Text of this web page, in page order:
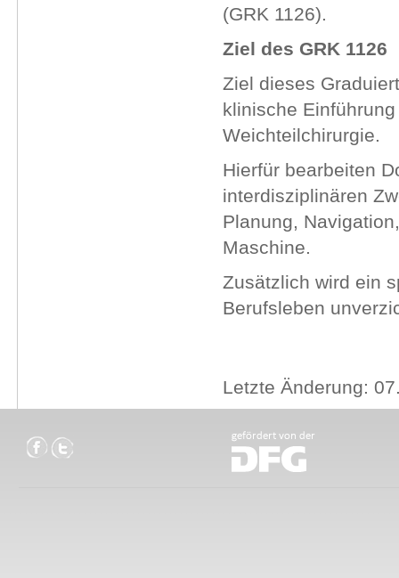
(GRK 1126).
Ziel des GRK 1126
Ziel dieses
klinische
Weichteilchirurgie.
Hierfür bearbeiten
interdisziplinären
Planung,
Maschine.
Zusätzlich wird ein
Berufsleben
Letzte Änderung: